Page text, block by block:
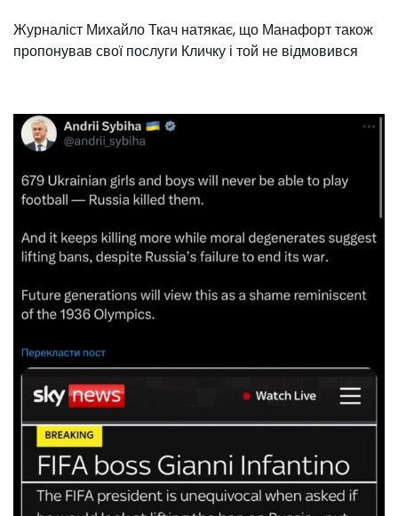
Журналіст Михайло Ткач натякає, що Манафорт також
пропонував свої послуги Кличку і той не відмовився